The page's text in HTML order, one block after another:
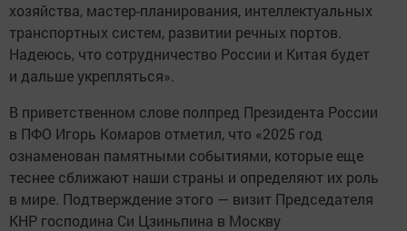
хозяйства, мастер-планирования, интеллектуальных
транспортных систем, развитии речных портов.
Надеюсь, что сотрудничество России и Китая будет
и дальше укрепляться».
В приветственном слове полпред Президента России
в ПФО Игорь Комаров отметил, что «2025 год
ознаменован памятными событиями, которые еще
теснее сближают наши страны и определяют их роль
в мире. Подтверждение этого — визит Председателя
КНР господина Си Цзиньпина в Москву